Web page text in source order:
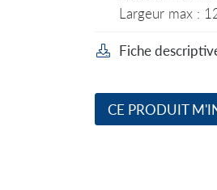
Largeur max :
 Fiche
CE PRODUIT